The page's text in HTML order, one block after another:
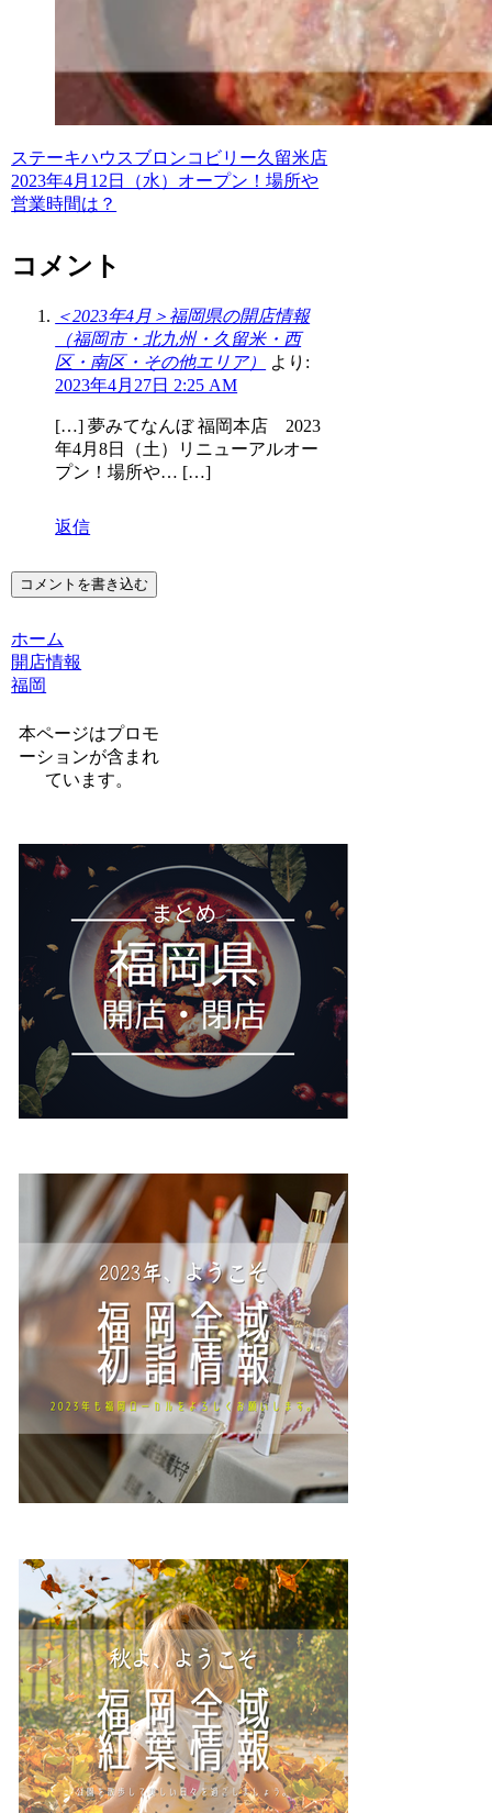
ステーキハウスブロンコビリー久留米店
2023年4月12日（水）オープン！場所や
営業時間は？
コメント
＜2023年4月＞福岡県の開店情報
（福岡市・北九州・久留米・西
区・南区・その他エリア）
より:
2023年4月27日 2:25 AM
[…] 夢みてなんぼ 福岡本店 2023
年4月8日（土）リニューアルオー
プン！場所や… […]
返信
コメントを書き込む
ホーム
開店情報
福岡
本ページはプロモ
ーションが含まれ
ています。